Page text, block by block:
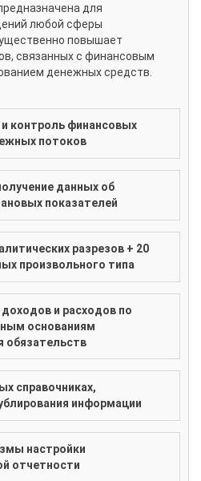
для
любой сферы
повышает
связанных с финансовым
денежных средств.
и контроль финансовых
потоков
данных об
показателей
разрезов + 20
произвольного типа
и расходов по
основаниям
обязательств
справочниках,
информации
настройки
отчетности